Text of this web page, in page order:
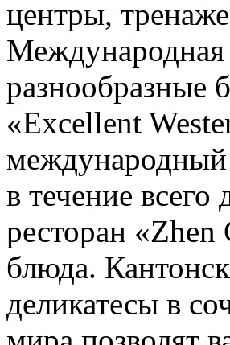
центры,
Международная
разнообразные
«Excellent
в течение
ресторан «Zhen
блюда.
деликатесы в